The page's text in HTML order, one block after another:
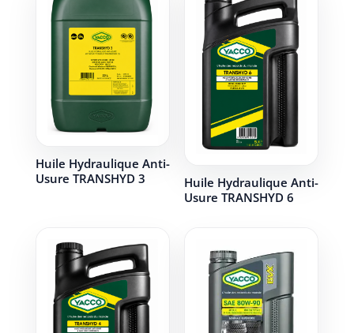
Huile Hydraulique Anti-
Usure TRANSHYD 3
Huile Hydraulique Anti-
Usure TRANSHYD 6